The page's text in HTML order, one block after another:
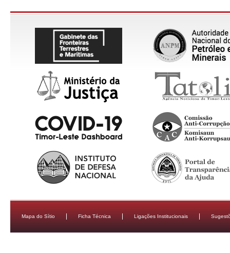
Mapa do Sítio Ficha Técnica Ligações Institucionais